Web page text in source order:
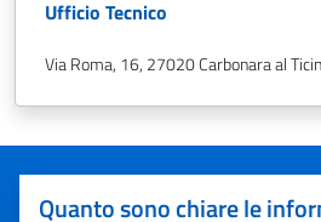
Ufficio Tecnico
Via Roma, 16, 27020 Carbonara al
Quanto sono chiare le